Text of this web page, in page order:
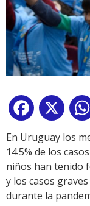
Facebook
X
En Uruguay los
14.5% de los
niños han tenido
y los casos
durante la